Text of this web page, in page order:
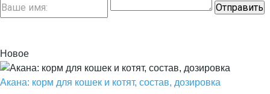
Новое
Акана: корм для кошек и котят, состав, дозировка